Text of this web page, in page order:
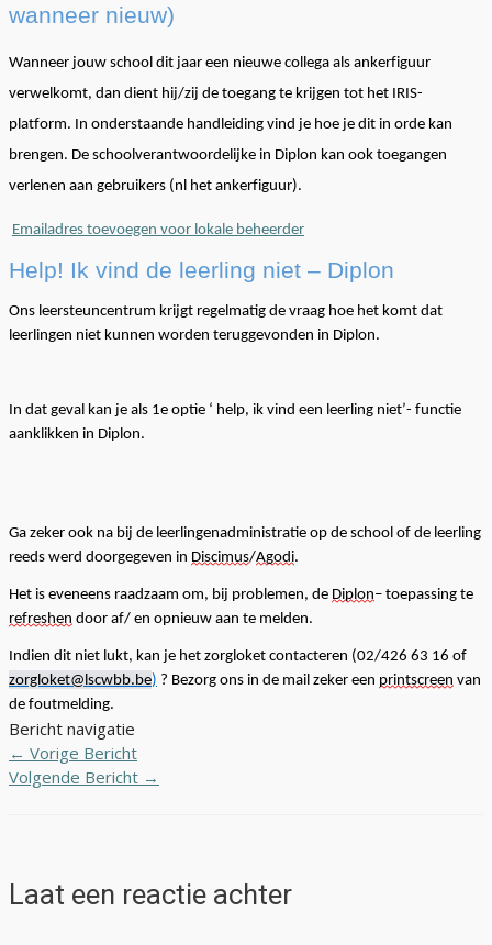
wanneer nieuw)
Wanneer jouw school dit jaar een nieuwe collega als ankerfiguur
verwelkomt, dan dient hij/zij de toegang te krijgen tot het IRIS-
platform. In onderstaande handleiding vind je hoe je dit in orde kan
brengen. De schoolverantwoordelijke in Diplon kan ook toegangen
verlenen aan gebruikers (nl het ankerfiguur).
Emailadres toevoegen voor lokale beheerder
Help! Ik vind de leerling niet – Diplon
Ons leersteuncentrum krijgt regelmatig de vraag hoe het komt dat
leerlingen niet kunnen worden teruggevonden in Diplon.
In dat geval kan je als 1e optie ‘ help, ik vind een leerling niet’- functie
aanklikken in Diplon.
Ga zeker ook na bij de leerlingenadministratie op de school of de leerling
reeds werd doorgegeven in Discimus/Agodi.
Het is eveneens raadzaam om, bij problemen, de Diplon– toepassing te
refreshen door af/ en opnieuw aan te melden.
Indien dit niet lukt, kan je het zorgloket contacteren (02/426 63 16 of
zorgloket@lscwbb.be) ? Bezorg ons in de mail zeker een printscreen van
de foutmelding.
Bericht navigatie
← Vorige Bericht
Volgende Bericht →
Laat een reactie achter